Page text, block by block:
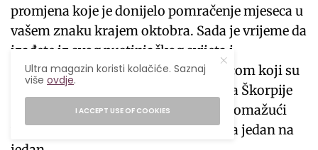
promjena koje je donijelo pomračenje mjeseca u
vašem znaku krajem oktobra. Sada je vrijeme da
izađete iz svog pustinjačkog svijeta i
komunicirate s prijateljima i porodicom koji su
strpljivo čekali da se pojavite. Sezona Škorpije
nastavlja da traje do 21. novembra, pomažući
vam da odredite prioritet partnerstva jedan na
Ultra magazin koristi kolačiće. Saznaj
višeovdje.
I ACCEPT USE OF COOKIES